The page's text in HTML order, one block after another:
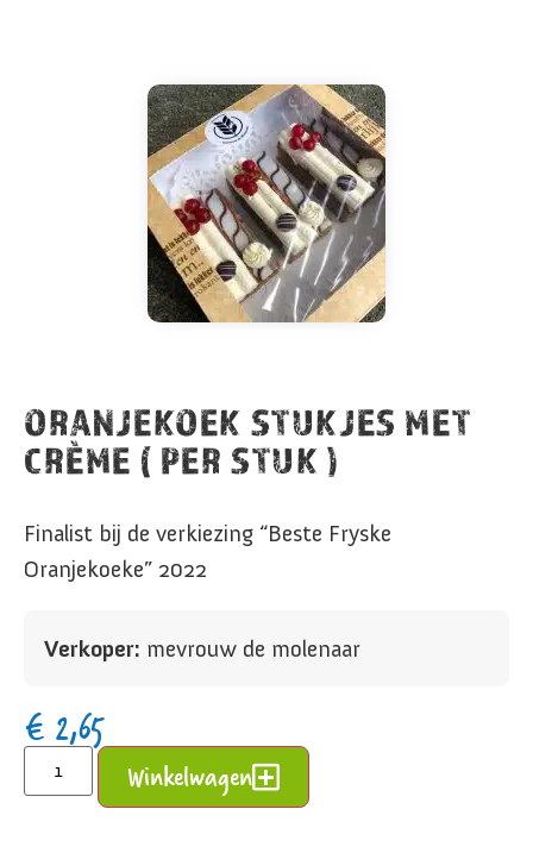
ORANJEKOEK STUKJES MET
CRÈME ( PER STUK )
Finalist bij de verkiezing “Beste Fryske
Oranjekoeke” 2022
Verkoper: mevrouw de molenaar
€ 2,65
Winkelwagen